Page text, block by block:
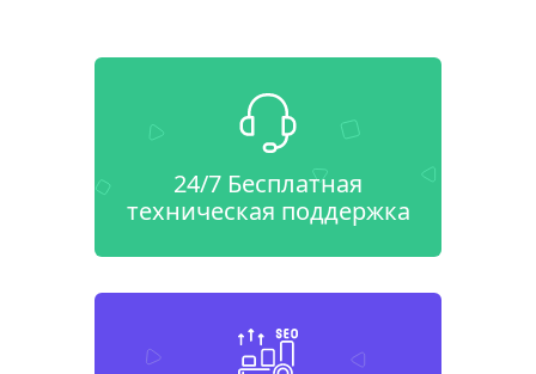
24/7 Бесплатная
техническая поддержка